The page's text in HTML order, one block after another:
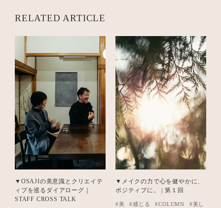
RELATED ARTICLE
▼OSAJIの美意識とクリエイテ
ィブを巡るダイアローグ｜
STAFF CROSS TALK
▼メイクの力で心を健やかに、
ポジティブに。 | 第１回
#美 #感じる #COLUMN
#美し